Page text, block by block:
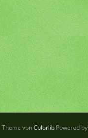
Theme vonColorlib Powered by